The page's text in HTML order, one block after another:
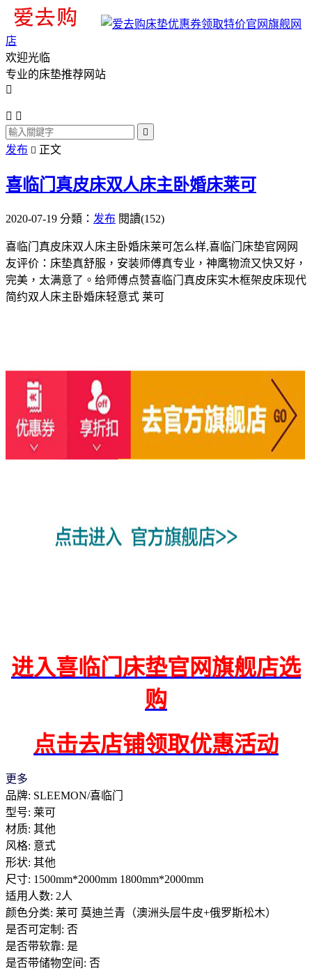
旗舰网
店
欢迎光临
专业的床垫推荐网站

 

发布  正文
喜临门真皮床双人床主卧婚床莱可
2020-07-19 分類： 发布 閱讀(152)
喜临门真皮床双人床主卧婚床莱可怎么样,喜临门床垫官网网
友评价：床垫真舒服，安装师傅真专业，神鹰物流又快又好，
完美，太满意了。给师傅点赞喜临门真皮床实木框架皮床现代
简约双人床主卧婚床轻意式 莱可
进入喜临门床垫官网旗舰店选
购
点击去店铺领取优惠活动
更多
品牌: SLEEMON/喜临门
型号: 莱可
材质: 其他
风格: 意式
形状: 其他
尺寸: 1500mm*2000mm 1800mm*2000mm
适用人数: 2人
颜色分类: 莱可 莫迪兰青（澳洲头层牛皮+俄罗斯松木）
是否可定制: 否
是否带软靠: 是
是否带储物空间: 否